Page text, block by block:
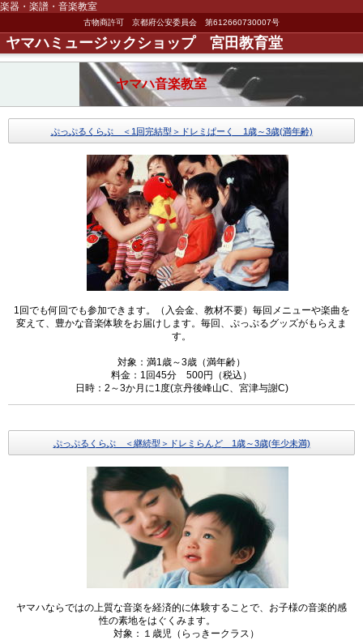
楽器・楽譜・音楽教室
古物商許可 京都府公安委員会 第612660730007号
ヤマハミュージックショップ 宮田教育堂
ヤマハ音楽教室
ぷっぷるくらぶ ＜1回完結型＞ドレミぱーく 1歳～3歳(満年齢)
1回でも何回でも参加できます。（入会金、教材不要）毎回メニューや楽曲を
変えて、豊かな音楽体験をお届けします。毎回、ぷっぷるグッズがもらえま
す。
対象：満1歳～3歳（満年齢）
料金：1回45分 500円（税込）
日時：2～3か月に1度(京丹後峰山C、宮津与謝C)
ぷっぷるくらぶ ＜継続型＞ドレミらんど 1歳～3歳(年少未満)
ヤマハならではの上質な音楽を経済的に体験することで、お子様の音楽的感
性の素地をはぐくみます。
対象：１歳児（らっきークラス）